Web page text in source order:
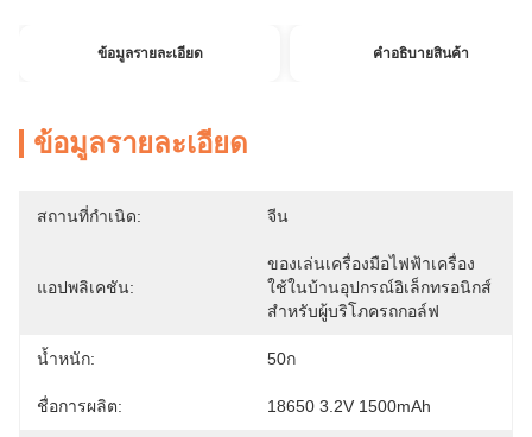
ข้อมูลรายละเอียด คําอธิบายสินค้า
ข้อมูลรายละเอียด
สถานที่กำเนิด: จีน
แอปพลิเคชัน:
ของเล่นเครื่องมือไฟฟ้าเครื่อง
ใช้ในบ้านอุปกรณ์อิเล็กทรอนิกส์
สำหรับผู้บริโภครถกอล์ฟ
น้ำหนัก: 50ก
ชื่อการผลิต: 18650 3.2V 1500mAh